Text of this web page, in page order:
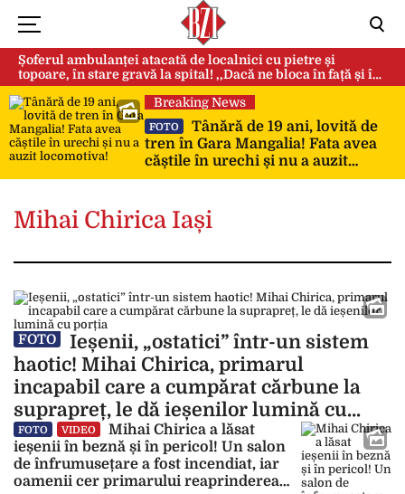
Șoferul ambulanței atacată de localnici cu pietre și
topoare, în stare gravă la spital! ,,Dacă ne bloca în față și în
spate, ne omorau…”
Breaking News
FOTO
Tânără de 19 ani, lovită de
tren în Gara Mangalia! Fata avea
căștile în urechi și nu a auzit
locomotiva!
Mihai Chirica Iași
FOTO
Ieșenii, „ostatici” într-un sistem
haotic! Mihai Chirica, primarul
incapabil care a cumpărat cărbune la
suprapreț, le dă ieșenilor lumină cu
porția
FOTO VIDEO
Mihai Chirica a lăsat
ieșenii în beznă și în pericol! Un salon
de înfrumusețare a fost incendiat, iar
oamenii cer primarului reaprinderea